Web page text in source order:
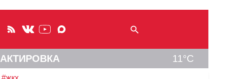
АКТИРОВКА 11°C